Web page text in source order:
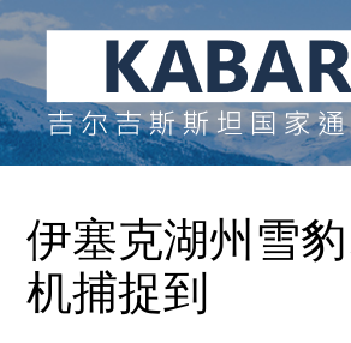
伊塞克湖州雪
机捕捉到